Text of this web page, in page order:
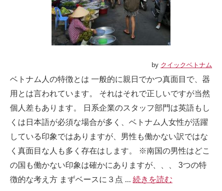
by クイックベトナム
ベトナム人の特徴とは 一般的に親日でかつ真面目で、器
用とは言われています。 それはそれで正しいですが当然
個人差もあります。 日系企業のスタッフ部門は英語もし
くは日本語が必須な場合が多く、ベトナム人女性が活躍
している印象ではありますが、男性も働かない訳ではな
く真面目な人も多く存在はします。 ※南国の男性はどこ
の国も働かない印象は確かにありますが、、、 3つの特
徴的な考え方 まずベースに３点 ... 続きを読む